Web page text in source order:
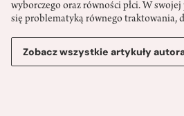
wyborczego oraz równości płci. W
się problematyką równego traktowania,
Zobacz wszystkie artykuły